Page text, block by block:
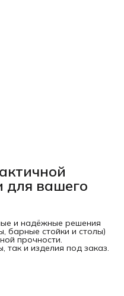
для вашего
и надёжные решения
барные стойки и столы)
прочности.
и изделия под заказ.